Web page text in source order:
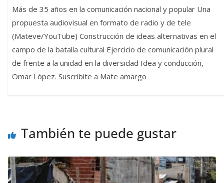
Más de 35 años en la comunicación nacional y popular Una
propuesta audiovisual en formato de radio y de tele
(Mateve/YouTube) Construcción de ideas alternativas en el
campo de la batalla cultural Ejercicio de comunicación plural
de frente a la unidad en la diversidad Idea y conducción,
Omar López. Suscribite a Mate amargo
También te puede gustar